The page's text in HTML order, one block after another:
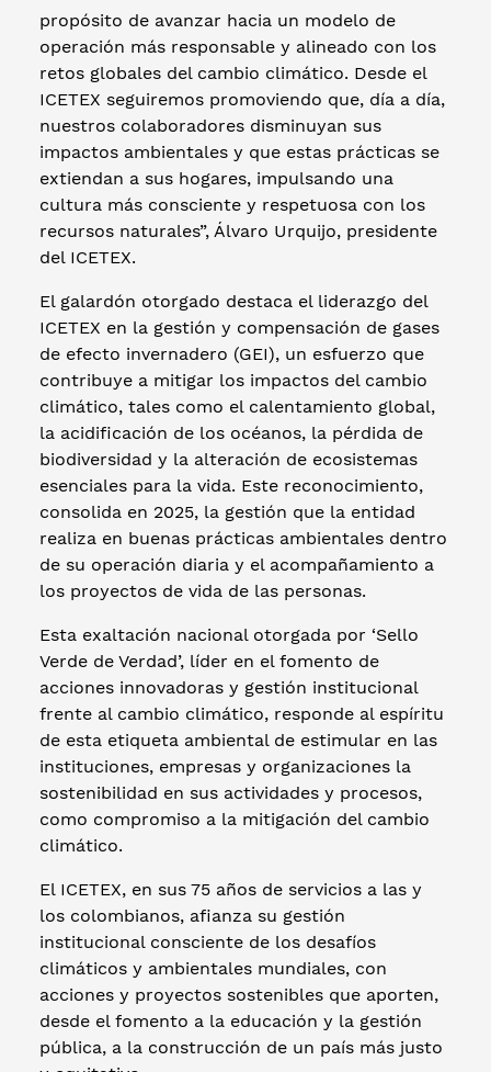
propósito de avanzar hacia un modelo de
operación más responsable y alineado con los
retos globales del cambio climático. Desde el
ICETEX seguiremos promoviendo que, día a día,
nuestros colaboradores disminuyan sus
impactos ambientales y que estas prácticas se
extiendan a sus hogares, impulsando una
cultura más consciente y respetuosa con los
recursos naturales”, Álvaro Urquijo, presidente
del ICETEX.
El galardón otorgado destaca el liderazgo del
ICETEX en la gestión y compensación de gases
de efecto invernadero (GEI), un esfuerzo que
contribuye a mitigar los impactos del cambio
climático, tales como el calentamiento global,
la acidificación de los océanos, la pérdida de
biodiversidad y la alteración de ecosistemas
esenciales para la vida. Este reconocimiento,
consolida en 2025, la gestión que la entidad
realiza en buenas prácticas ambientales dentro
de su operación diaria y el acompañamiento a
los proyectos de vida de las personas.
Esta exaltación nacional otorgada por ‘Sello
Verde de Verdad’, líder en el fomento de
acciones innovadoras y gestión institucional
frente al cambio climático, responde al espíritu
de esta etiqueta ambiental de estimular en las
instituciones, empresas y organizaciones la
sostenibilidad en sus actividades y procesos,
como compromiso a la mitigación del cambio
climático.
El ICETEX, en sus 75 años de servicios a las y
los colombianos, afianza su gestión
institucional consciente de los desafíos
climáticos y ambientales mundiales, con
acciones y proyectos sostenibles que aporten,
desde el fomento a la educación y la gestión
pública, a la construcción de un país más justo